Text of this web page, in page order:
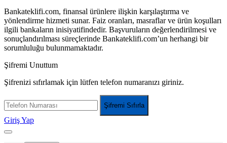
Bankateklifi.com, finansal ürünlere ilişkin karşılaştırma ve
yönlendirme hizmeti sunar. Faiz oranları, masraflar ve ürün koşulları
ilgili bankaların inisiyatifindedir. Başvuruların değerlendirilmesi ve
sonuçlandırılması süreçlerinde Bankateklifi.com’un herhangi bir
sorumluluğu bulunmamaktadır.
Şifremi Unuttum
Şifrenizi sıfırlamak için lütfen telefon numaranızı giriniz.
Şifremi Sıfırla
Giriş Yap